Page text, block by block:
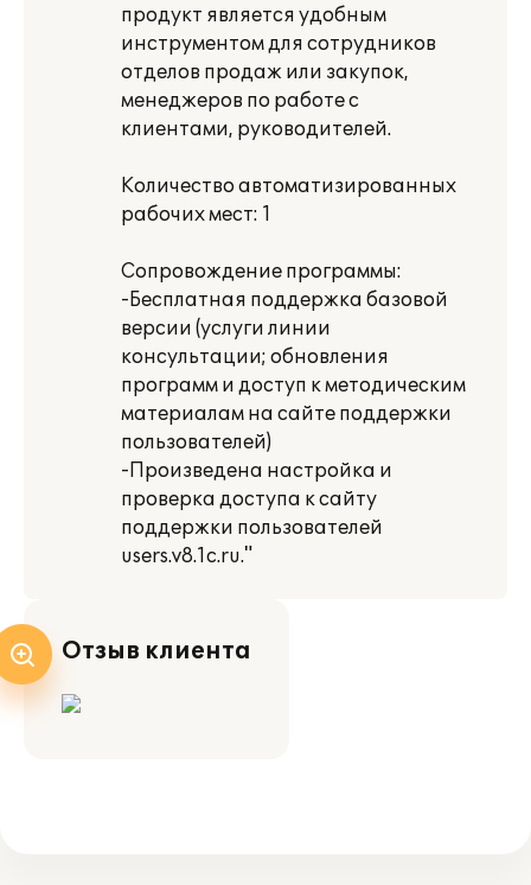
продукт является удобным
инструментом для сотрудников
отделов продаж или закупок,
менеджеров по работе с
клиентами, руководителей.
Количество автоматизированных
рабочих мест: 1
Сопровождение программы:
-Бесплатная поддержка базовой
версии (услуги линии
консультации; обновления
программ и доступ к методическим
материалам на сайте поддержки
пользователей)
-Произведена настройка и
проверка доступа к сайту
поддержки пользователей
users.v8.1c.ru."
Отзыв клиента